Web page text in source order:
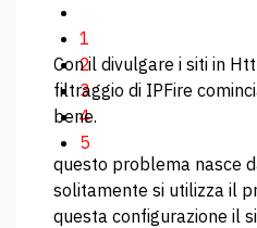
1
2
3
4
5
Con il divulgare i siti in
filtraggio di IPFire
bene.
questo problema nasce
solitamente si utilizza il
questa configurazione il